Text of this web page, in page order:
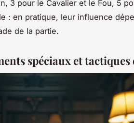
3 pour le Cavalier et le Fou, 5
: en pratique, leur influence
de la partie.
spéciaux et tactiques